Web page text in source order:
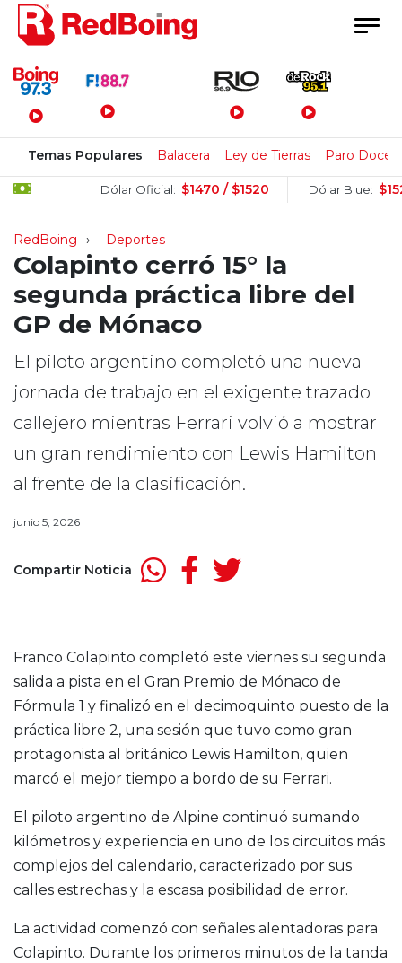
Menú Principal
Temas Populares Balacera Ley de Tierras Paro
Dólar Oficial: $1470 / $1520 Dólar Blue: $1520 /
RedBoing Deportes
Colapinto cerró 15° la
segunda práctica libre del
GP de Mónaco
El piloto argentino completó una nueva
jornada de trabajo en el exigente trazado
callejero mientras Ferrari volvió a mostrar
un gran rendimiento con Lewis Hamilton
al frente de la clasificación.
junio 5, 2026
Compartir Noticia
Franco Colapinto completó este viernes su segunda
salida a pista en el Gran Premio de Mónaco de
Fórmula 1 y finalizó en el decimoquinto puesto de la
práctica libre 2, una sesión que tuvo como gran
protagonista al británico Lewis Hamilton, quien
marcó el mejor tiempo a bordo de su Ferrari.
El piloto argentino de Alpine continuó sumando
kilómetros y experiencia en uno de los circuitos más
complejos del calendario, caracterizado por sus
calles estrechas y la escasa posibilidad de error.
La actividad comenzó con señales alentadoras para
Colapinto. Durante los primeros minutos de la tanda